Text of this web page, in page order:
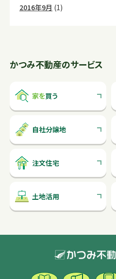
2016年9月 (1)
かつみ不動産のサービス
家を買う
自社分譲地
注文住宅
土地活用